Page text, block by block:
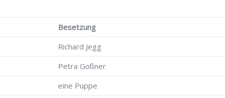
Besetzung
Richard Jegg
Petra Goßner
eine Puppe